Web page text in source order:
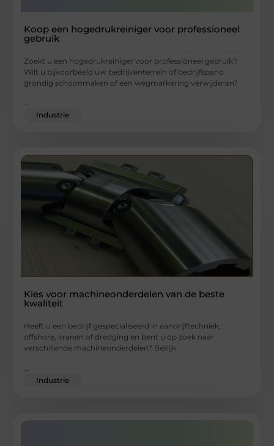
Koop een hogedrukreiniger voor professioneel
gebruik
Zoekt u een hogedrukreiniger voor professioneel gebruik?
Wilt u bijvoorbeeld uw bedrijventerrein of bedrijfspand
grondig schoonmaken of een wegmarkering verwijderen?
...
Industrie
Kies voor machineonderdelen van de beste
kwaliteit
Heeft u een bedrijf gespecialiseerd in aandrijftechniek,
offshore, kranen of dredging en bent u op zoek naar
verschillende machineonderdelen? Bekijk
Industrie